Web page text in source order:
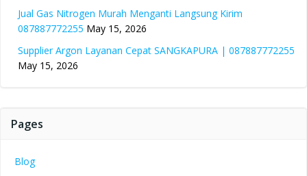
Jual Gas Nitrogen Murah Menganti Langsung Kirim
087887772255 May 15, 2026
Supplier Argon Layanan Cepat SANGKAPURA | 087887772255
May 15, 2026
Pages
Blog